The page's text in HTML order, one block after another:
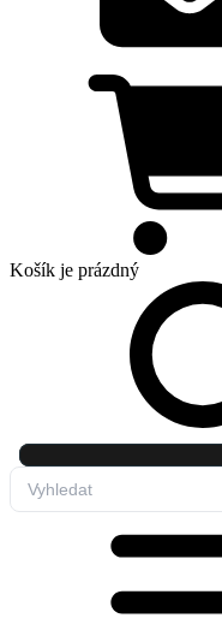
Košík je prázdný